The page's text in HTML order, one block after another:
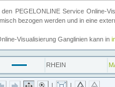
den PEGELONLINE Service Online-
bezogen werden und in eine
Visualisierung Ganglinien kann in